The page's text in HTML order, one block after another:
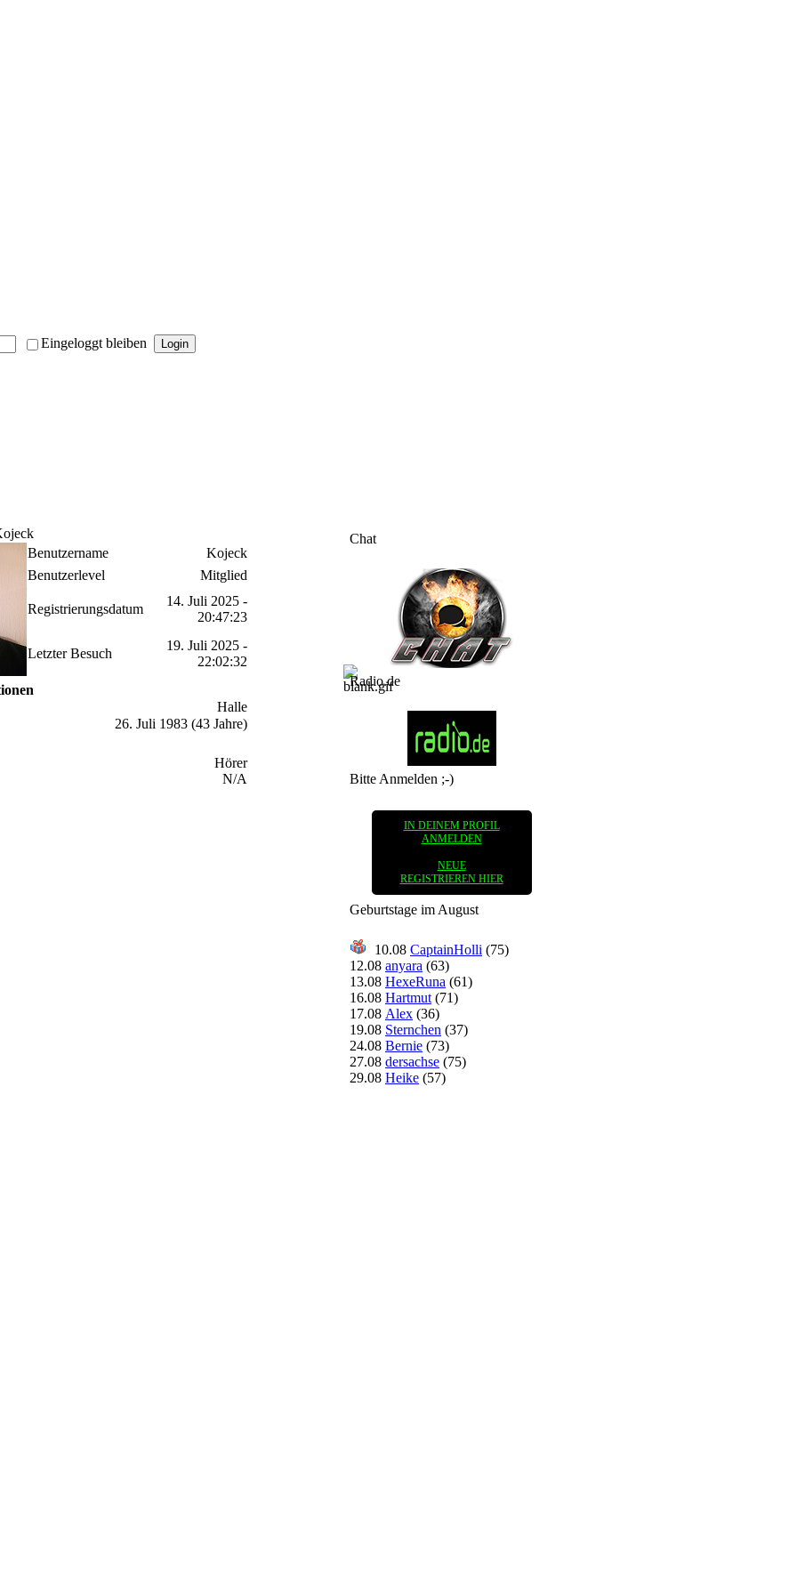
Eingeloggt bleiben
Benutzername
Kojeck
Benutzerlevel
Mitglied
Registrierungsdatum
14. Juli 2025 -
20:47:23
Letzter Besuch
19. Juli 2025 -
22:02:32
Halle
26. Juli 1983 (43 Jahre)
Hörer
N/A
Chat
Radio.de
Bitte Anmelden ;-)
IN DEINEM PROFIL
ANMELDEN
NEUE
REGISTRIEREN HIER
Geburtstage im August
10.08 CaptainHolli (75)
12.08 anyara (63)
13.08 HexeRuna (61)
16.08 Hartmut (71)
17.08 Alex (36)
19.08 Sternchen (37)
24.08 Bernie (73)
27.08 dersachse (75)
29.08 Heike (57)